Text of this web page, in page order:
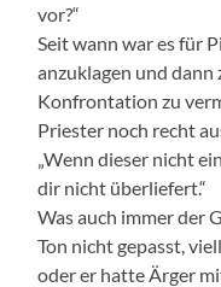
vor?“
Seit wann war es für
anzuklagen und
Konfrontation zu
Priester noch recht
„Wenn dieser nicht
dir nicht überliefert.“
Was auch immer der
Ton nicht gepasst,
oder er hatte Ärger